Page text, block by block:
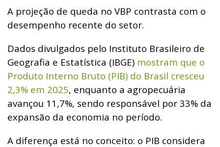
A projeção de queda no VBP contrasta com o
desempenho recente do setor.
Dados divulgados pelo Instituto Brasileiro de
Geografia e Estatística (IBGE) mostram que o
Produto Interno Bruto (PIB) do Brasil cresceu
2,3% em 2025, enquanto a agropecuária
avançou 11,7%, sendo responsável por 33% da
expansão da economia no período.
A diferença está no conceito: o PIB considera